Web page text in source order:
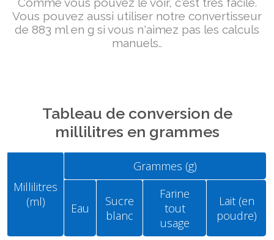
Vous pouvez aussi utiliser notre convertisseur
de 883 ml en g si vous n'aimez pas les calculs
manuels..
Tableau de conversion de
millilitres en grammes
Millilitres
(ml)
Grammes (g)
Eau
Sucre
blanc
Farine
tout
usage
Lait (en
poudre)